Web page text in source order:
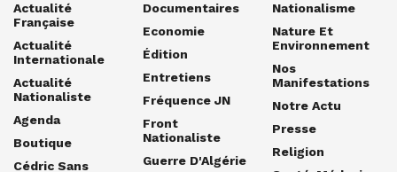
Actualité
Française
Actualité
Internationale
Actualité
Nationaliste
Agenda
Boutique
Cédric Sans
Documentaires
Economie
Édition
Entretiens
Fréquence JN
Front
Nationaliste
Guerre D'Algérie
Nationalisme
Nature Et
Environnement
Nos
Manifestations
Notre Actu
Presse
Religion